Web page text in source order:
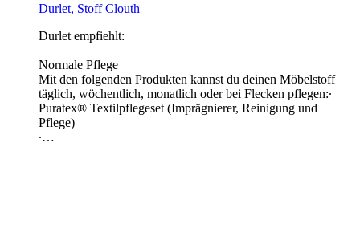
Durlet, Stoff Clouth
Durlet empfiehlt:
Normale Pflege
Mit den folgenden Produkten kannst du deinen Möbelstoff
täglich, wöchentlich, monatlich oder bei Flecken pflegen:∙
Puratex® Textilpflegeset (Imprägnierer, Reinigung und
Pflege)
∙…